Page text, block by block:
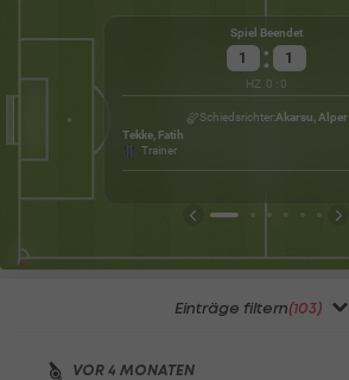
Spiel Beendet
1 : 1
HZ 0 : 0
Akarsu, Alper
Schiedsrichter
Tekke, Fatih
Trainer
Einträge filtern(103)
VOR 4 MONATEN